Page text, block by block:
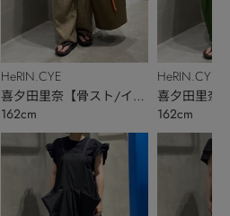
HeRIN.CYE
喜夕田里奈【骨スト/イエ
ベ秋】
162cm
HeRIN.CYE
喜夕田里奈
ベ秋】
162cm